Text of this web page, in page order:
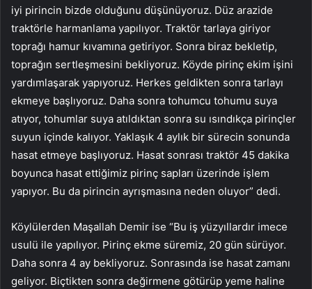
iyi pirincin bizde olduğunu düşünüyoruz. Düz arazide
traktörle harmanlama yapılıyor. Traktör tarlaya giriyor
toprağı hamur kıvamına getiriyor. Sonra biraz bekletip,
toprağın sertleşmesini bekliyoruz. Köyde pirinç ekim işini
yardımlaşarak yapıyoruz. Herkes geldikten sonra tarlayı
ekmeye başlıyoruz. Daha sonra tohumcu tohumu suya
atıyor, tohumlar suya atıldıktan sonra su ısındıkça pirinçler
suyun içinde kalıyor. Yaklaşık 4 aylık bir sürecin sonunda
hasat etmeye başlıyoruz. Hasat sonrası traktör 45 dakika
boyunca hasat ettiğimiz pirinç sapları üzerinde işlem
yapıyor. Bu da pirincin ayrışmasına neden oluyor” dedi.
Köylülerden Maşallah Demir ise “Bu iş yüzyıllardır imece
usulü ile yapılıyor. Pirinç ekme süremiz, 20 gün sürüyor.
Daha sonra 4 ay bekliyoruz. Sonrasında ise hasat zamanı
geliyor. Biçtikten sonra değirmene götürüp yeme haline